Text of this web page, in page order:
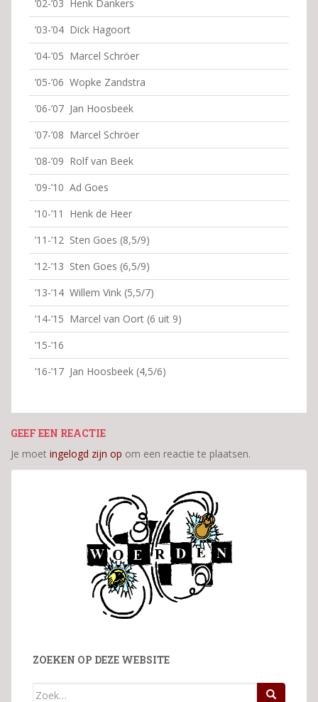
’02-’03 Henk Dankers
’03-’04 Dick Hagoort
’04-’05 Marcel Schröer
’05-’06 Wopke Zandstra
’06-’07 Jan Hoosbeek
’07-’08 Marcel Schröer
’08-’09 Rolf van Beek
’09-’10 Ad Goes
’10-’11 Henk de Heer
’11-’12 Sten Goes (8,5/9)
’12-’13 Sten Goes (6,5/9)
’13-’14 Willem Vink (5,5/7)
’14-’15 Marcel van Oort (6 uit 9)
’15-’16
’16-’17 Jan Hoosbeek (4,5/6)
GEEF EEN REACTIE
Je moet ingelogd zijn op om een reactie te plaatsen.
ZOEKEN OP DEZE WEBSITE
Zoek